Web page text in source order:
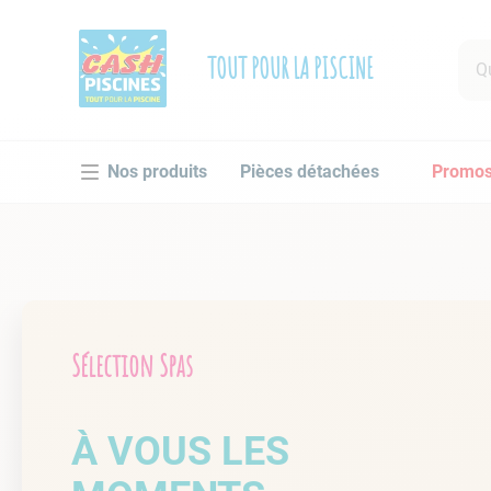
TOUT POUR LA PISCINE
Pièces détachées
Sélection Spas
À VOUS LES
1.